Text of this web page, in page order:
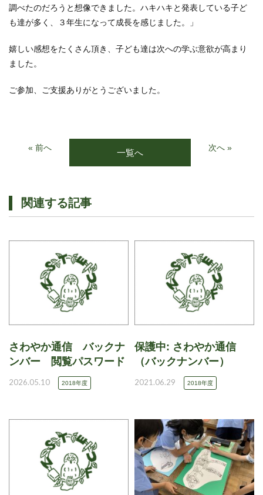
調べたのだろうと想像できました。ハキハキと発表している子ど
も達が多く、３年生になって成長を感じました。」
嬉しい感想をたくさん頂き、子ども達は次への学ぶ意欲が高まり
ました。
ご参加、ご支援ありがとうございました。
« 前へ 一覧へ 次へ »
関連する記事
さわやか通信 バックナ
ンバー 閲覧パスワード
2026.05.10 2018年度
保護中: さわやか通信
（バックナンバー）
2021.06.29 2018年度